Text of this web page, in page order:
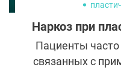
Наркоз при
Пациенты
связанных с